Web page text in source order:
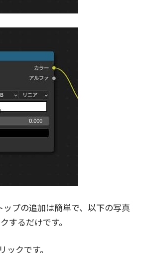
ップの追加は簡単で、以下の写真
するだけです。
クです。